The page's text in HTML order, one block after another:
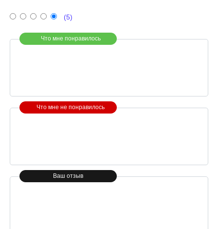
(5)
Что мне понравилось
Что мне не понравилось
Ваш отзыв